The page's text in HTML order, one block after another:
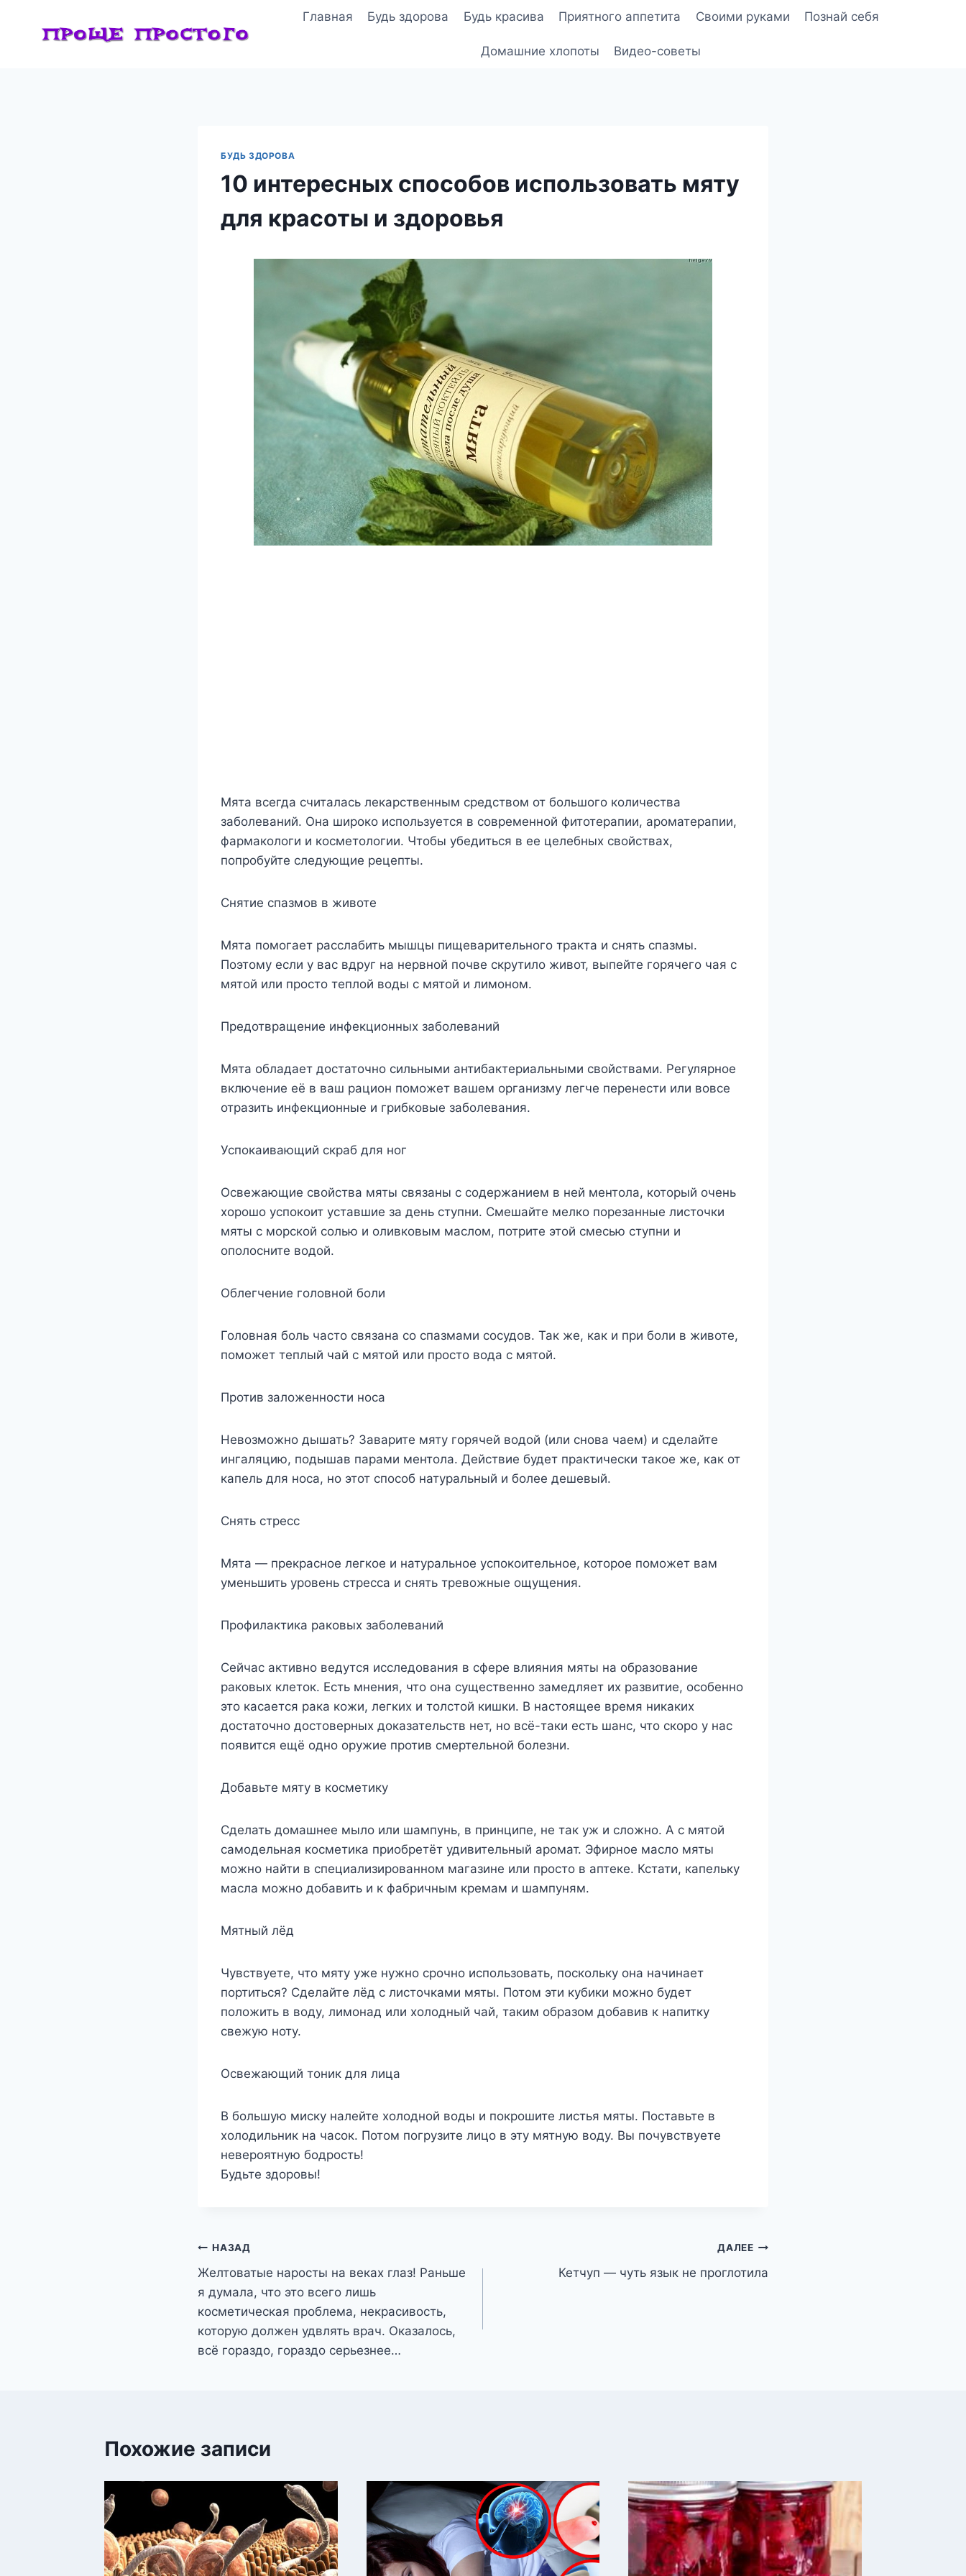
Главная Будь здорова Будь красива Приятного аппетита Своими руками Познай себя
Домашние хлопоты Видео-советы
БУДЬ ЗДОРОВА
10 интересных способов использовать мяту
для красоты и здоровья
Мята всегда считалась лекарственным средством от большого количества
заболеваний. Она широко используется в современной фитотерапии, ароматерапии,
фармакологи и косметологии. Чтобы убедиться в ее целебных свойствах,
попробуйте следующие рецепты.
Снятие спазмов в животе
Мята помогает расслабить мышцы пищеварительного тракта и снять спазмы.
Поэтому если у вас вдруг на нервной почве скрутило живот, выпейте горячего чая с
мятой или просто теплой воды с мятой и лимоном.
Предотвращение инфекционных заболеваний
Мята обладает достаточно сильными антибактериальными свойствами. Регулярное
включение её в ваш рацион поможет вашем организму легче перенести или вовсе
отразить инфекционные и грибковые заболевания.
Успокаивающий скраб для ног
Освежающие свойства мяты связаны с содержанием в ней ментола, который очень
хорошо успокоит уставшие за день ступни. Смешайте мелко порезанные листочки
мяты с морской солью и оливковым маслом, потрите этой смесью ступни и
ополосните водой.
Облегчение головной боли
Головная боль часто связана со спазмами сосудов. Так же, как и при боли в животе,
поможет теплый чай с мятой или просто вода с мятой.
Против заложенности носа
Невозможно дышать? Заварите мяту горячей водой (или снова чаем) и сделайте
ингаляцию, подышав парами ментола. Действие будет практически такое же, как от
капель для носа, но этот способ натуральный и более дешевый.
Снять стресс
Мята — прекрасное легкое и натуральное успокоительное, которое поможет вам
уменьшить уровень стресса и снять тревожные ощущения.
Профилактика раковых заболеваний
Сейчас активно ведутся исследования в сфере влияния мяты на образование
раковых клеток. Есть мнения, что она существенно замедляет их развитие, особенно
это касается рака кожи, легких и толстой кишки. В настоящее время никаких
достаточно достоверных доказательств нет, но всё-таки есть шанс, что скоро у нас
появится ещё одно оружие против смертельной болезни.
Добавьте мяту в косметику
Сделать домашнее мыло или шампунь, в принципе, не так уж и сложно. А с мятой
самодельная косметика приобретёт удивительный аромат. Эфирное масло мяты
можно найти в специализированном магазине или просто в аптеке. Кстати, капельку
масла можно добавить и к фабричным кремам и шампуням.
Мятный лёд
Чувствуете, что мяту уже нужно срочно использовать, поскольку она начинает
портиться? Сделайте лёд с листочками мяты. Потом эти кубики можно будет
положить в воду, лимонад или холодный чай, таким образом добавив к напитку
свежую ноту.
Освежающий тоник для лица
В большую миску налейте холодной воды и покрошите листья мяты. Поставьте в
холодильник на часок. Потом погрузите лицо в эту мятную воду. Вы почувствуете
невероятную бодрость!
Будьте здоровы!
Навигация
по
записям
НАЗАД
Желтоватые наросты на веках глаз! Раньше
я думала, что это всего лишь
косметическая проблема, некрасивость,
которую должен удвлять врач. Оказалось,
всё гораздо, гораздо серьезнее…
ДАЛЕЕ
Кетчуп — чуть язык не проглотила
Похожие записи